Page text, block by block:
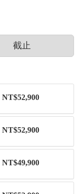
截止
NT$52,900
NT$52,900
NT$49,900